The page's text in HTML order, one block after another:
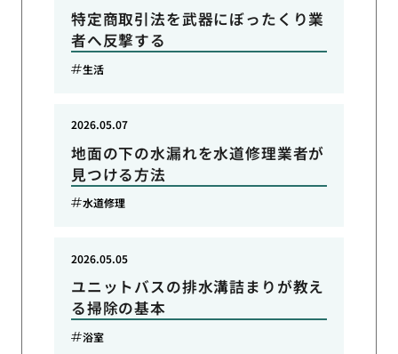
特定商取引法を武器にぼったくり業
者へ反撃する
生活
地面の下の水漏れを水道修理業者が
見つける方法
2026.05.07
水道修理
ユニットバスの排水溝詰まりが教え
る掃除の基本
2026.05.05
浴室